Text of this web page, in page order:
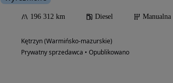
196 312 km Diesel Manualna
Kętrzyn (Warmińsko-mazurskie)
Prywatny sprzedawca • Opublikowano